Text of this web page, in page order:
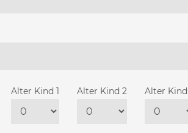
Alter Kind 1 Alter Kind 2 Alter Kind